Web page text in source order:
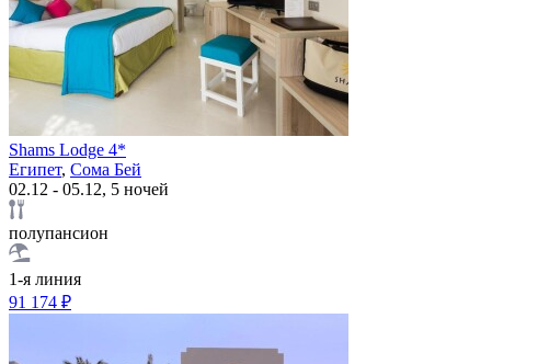
Shams Lodge 4*
Египет, Сома Бей
02.12 - 05.12, 5 ночей
полупансион
1-я линия
91 174 ₽